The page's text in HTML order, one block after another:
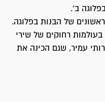
ב'.
של הבנות בפלוגה.
רחוקים של שירי
עמיר, שגם הכינה את